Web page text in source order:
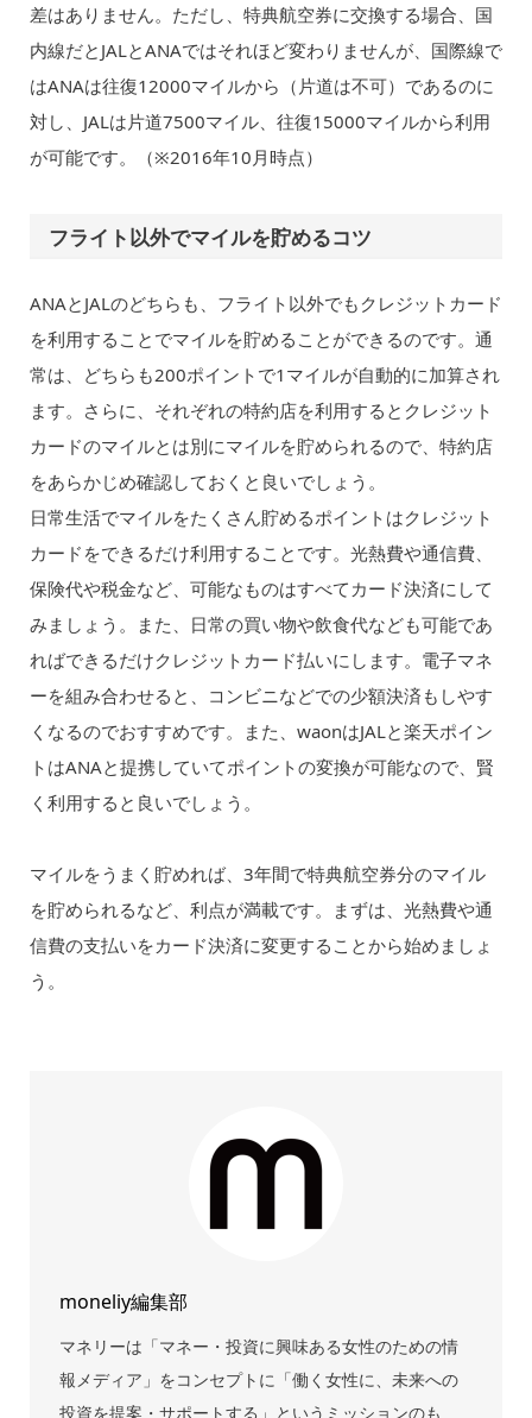
差はありません。ただし、特典航空券に交換する場合、国
内線だとJALとANAではそれほど変わりませんが、国際線で
はANAは往復12000マイルから（片道は不可）であるのに
対し、JALは片道7500マイル、往復15000マイルから利用
が可能です。（※2016年10月時点）
フライト以外でマイルを貯めるコツ
ANAとJALのどちらも、フライト以外でもクレジットカード
を利用することでマイルを貯めることができるのです。通
常は、どちらも200ポイントで1マイルが自動的に加算され
ます。さらに、それぞれの特約店を利用するとクレジット
カードのマイルとは別にマイルを貯められるので、特約店
をあらかじめ確認しておくと良いでしょう。
日常生活でマイルをたくさん貯めるポイントはクレジット
カードをできるだけ利用することです。光熱費や通信費、
保険代や税金など、可能なものはすべてカード決済にして
みましょう。また、日常の買い物や飲食代なども可能であ
ればできるだけクレジットカード払いにします。電子マネ
ーを組み合わせると、コンビニなどでの少額決済もしやす
くなるのでおすすめです。また、waonはJALと楽天ポイン
トはANAと提携していてポイントの変換が可能なので、賢
く利用すると良いでしょう。
マイルをうまく貯めれば、3年間で特典航空券分のマイル
を貯められるなど、利点が満載です。まずは、光熱費や通
信費の支払いをカード決済に変更することから始めましょ
う。
moneliy編集部
マネリーは「マネー・投資に興味ある女性のための情
報メディア」をコンセプトに「働く女性に、未来への
投資を提案・サポートする」というミッションのも